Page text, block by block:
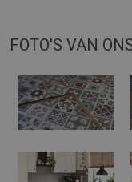
FOTO'S VAN